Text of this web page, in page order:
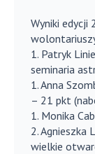
Wyniki edycji
1. Patryk
seminaria
1. Anna
– 21 pkt
1. Monika
2. Agnieszka
wielkie